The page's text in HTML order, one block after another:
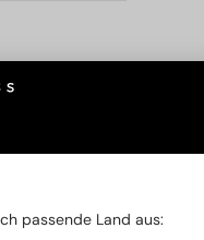
passende Land aus: